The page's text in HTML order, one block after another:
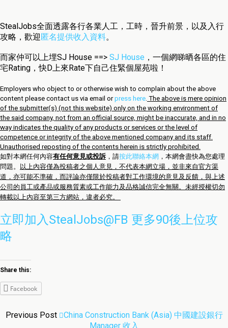
StealJobs全面透露各行各業人工，工時，晉升前景，以及入行
攻略，歡迎匿名提供收入資料。
而家仲可以上埋SJ House ==> SJ House ，一個網睇晒各區的住
宅Rating，快D上來Rate下自己住緊個屋苑啦！
Employers who object to or otherwise wish to complain about the above
content please contact us via email orpress here. The above is mere opinion
of the submitter(s) (not this website) only on the working environment of
the said company, not from an official source, might be inaccurate, and in no
way indicates the quality of any products or services or the level of
competence or integrity of the above mentioned company and its staff.
Unauthorised reposting of the contents herein is strictly prohibited.
如對本網任何內容有任何意見或投訴 ，請按此聯絡本網 ，本網會盡快為您處理
問題。
以上內容僅為投稿者之個人意見，不代表本網立場，並非來自官方渠
道，亦可能不準確，而評論亦僅限於投稿者對工作環境的意見及反饋，與上述
公司的員工或產品或服務質素或工作能力及品格誠信完全無關。未經授權切勿
轉載以上內容至第三方網站，違者必究。
立即加入StealJobs@FB 更多90後上位攻
略
Share this:
Facebook
Previous Post
China Construction Bank (Asia) 中國建設銀行
Manager 收入